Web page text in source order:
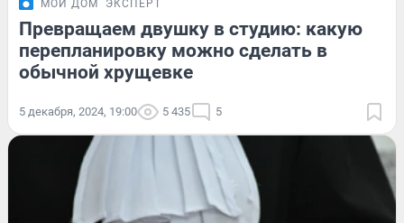
МОЙ ДОМ ЭКСПЕРТ
Превращаем двушку в студию: какую
перепланировку можно сделать в
обычной хрущевке
5 декабря, 2024, 19:00 5 435 5